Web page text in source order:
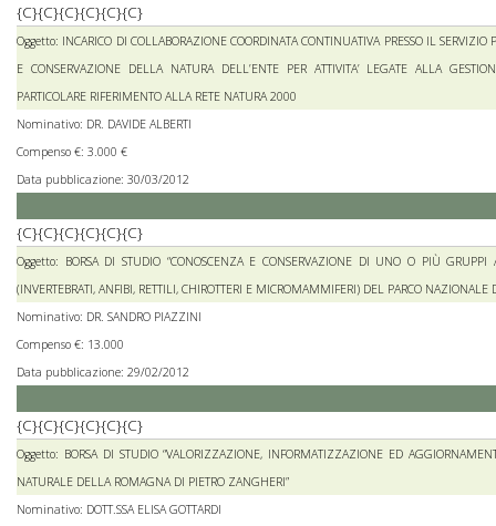
{C}{C}{C}{C}{C}{C}
Oggetto: INCARICO DI COLLABORAZIONE COORDINATA CONTINUATIVA PRESSO IL
E CONSERVAZIONE DELLA NATURA DELL’ENTE PER ATTIVITA’ LEGATE ALLA
PARTICOLARE RIFERIMENTO ALLA RETE NATURA 2000
Nominativo: DR. DAVIDE ALBERTI
Compenso €: 3.000 €
Data pubblicazione: 30/03/2012
{C}{C}{C}{C}{C}{C}
Oggetto: BORSA DI STUDIO “CONOSCENZA E CONSERVAZIONE DI UNO O PIÙ GRUPPI
(INVERTEBRATI, ANFIBI, RETTILI, CHIROTTERI E MICROMAMMIFERI) DEL PARCO NAZIONALE
Nominativo: DR. SANDRO PIAZZINI
Compenso €: 13.000
Data pubblicazione: 29/02/2012
{C}{C}{C}{C}{C}{C}
Oggetto: BORSA DI STUDIO “VALORIZZAZIONE, INFORMATIZZAZIONE ED
NATURALE DELLA ROMAGNA DI PIETRO ZANGHERI”
Nominativo: DOTT.SSA ELISA GOTTARDI